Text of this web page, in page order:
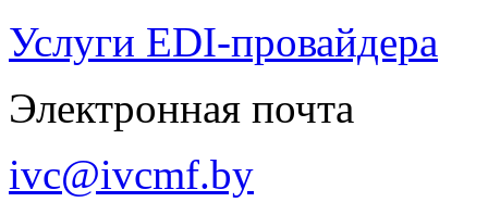
Услуги EDI-провайдера
Электронная почта
ivc@ivcmf.by